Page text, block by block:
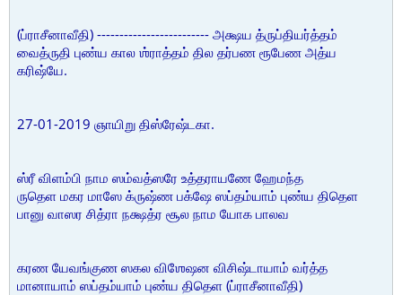
(ப்ராசீனாவீதி) ------------------------- அக்ஷய த்ருப்தியர்த்தம்
வைத்ருதி புண்ய கால ஶ்ராத்தம் தில தர்பண ரூபேண அத்ய
கரிஷ்யே.
27-01-2019 ஞாயிறு திஸ்ரேஷ்டகா.
ஸ்ரீ விளம்பி நாம ஸம்வத்ஸரே உத்தராயணே ஹேமந்த
ருதெள மகர மாஸே க்ருஷ்ண பக்ஷே ஸப்தம்யாம் புண்ய திதெள
பானு வாஸர சித்ரா நக்ஷத்ர சூல நாம யோக பாலவ
கரண யேவங்குண ஸகல விஶேஷன விசிஷ்டாயாம் வர்த்த
மானாயாம் ஸப்தம்யாம் புண்ய திதெள (ப்ராசீனாவீதி)